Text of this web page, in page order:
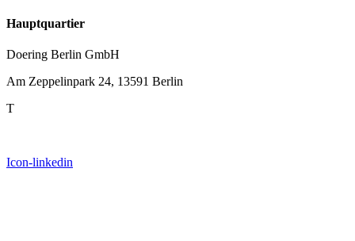
Hauptquartier
Doering Berlin GmbH
Am Zeppelinpark 24, 13591 Berlin
T
Icon-linkedin